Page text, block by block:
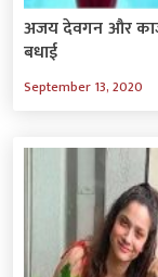
अजय देवगन और
बधाई
September 13, 2020